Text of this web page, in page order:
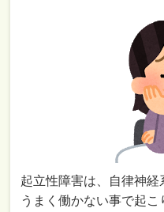
起立性障害は、自律神
うまく働かない事で起こ